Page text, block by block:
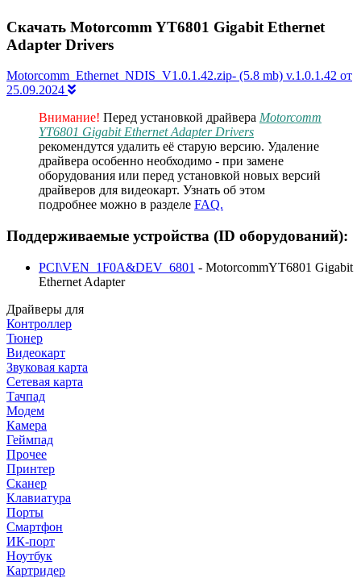
Скачать Motorcomm YT6801 Gigabit Ethernet
Adapter Drivers
Motorcomm_Ethernet_NDIS_V1.0.1.42.zip- (5.8 mb) v.1.0.1.42 от
25.09.2024
Внимание! Перед установкой драйвера Motorcomm
YT6801 Gigabit Ethernet Adapter Drivers
рекомендутся удалить её старую версию. Удаление
драйвера особенно необходимо - при замене
оборудования или перед установкой новых версий
драйверов для видеокарт. Узнать об этом
подробнее можно в разделе FAQ.
Поддерживаемые устройства (ID оборудований):
PCI\VEN_1F0A&DEV_6801 - MotorcommYT6801 Gigabit
Ethernet Adapter
Драйверы для
Контроллер
Тюнер
Видеокарт
Звуковая карта
Сетевая карта
Тачпад
Модем
Камера
Геймпад
Прочее
Принтер
Сканер
Клавиатура
Порты
Смартфон
ИК-порт
Ноутбук
Картридер